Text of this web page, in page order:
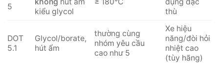
5
kiểu glycol
thù
DOT
5.1
Glycol/borate,
hút ẩm
thường cùng
nhóm yêu cầu
cao như 5
Xe hiệu
năng/đòi hỏi
nhiệt cao
(tùy hãng)